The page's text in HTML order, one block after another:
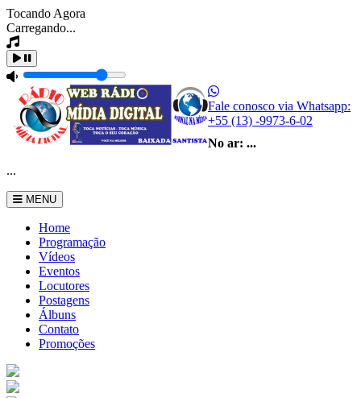
Tocando Agora
Carregando...
Fale conosco via Whatsapp:
+55 (13) -9973-6-02
No ar: ...
...
MENU
Home
Programação
Vídeos
Eventos
Locutores
Postagens
Álbuns
Contato
Promoções